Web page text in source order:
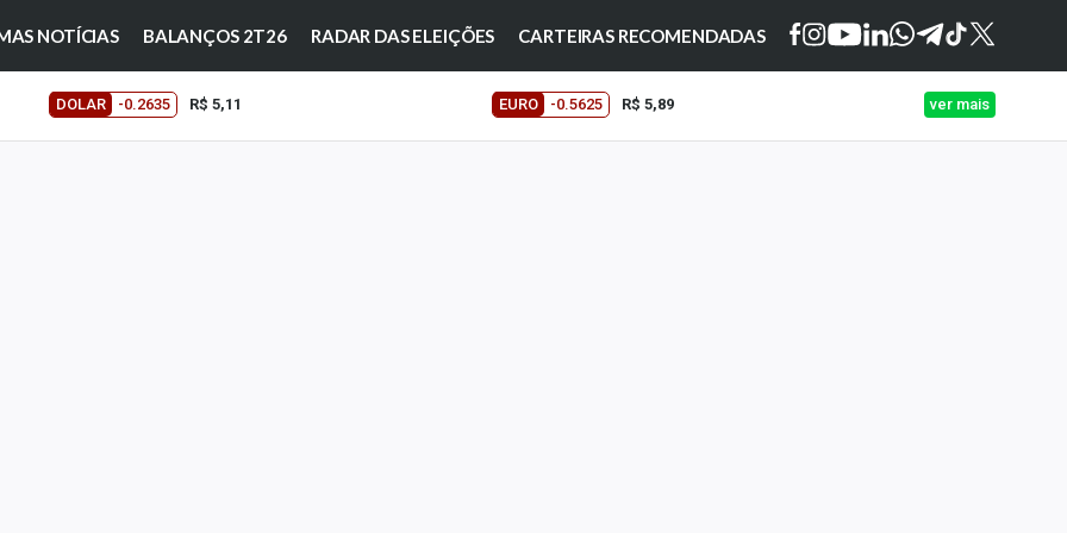
NOTÍCIAS BALANÇOS 2T26 RADAR DAS ELEIÇÕES CARTEIRAS RECOMENDADAS
DOLAR -0.2635 R$ 5,11 EURO -0.5625 R$ 5,89 ver mais